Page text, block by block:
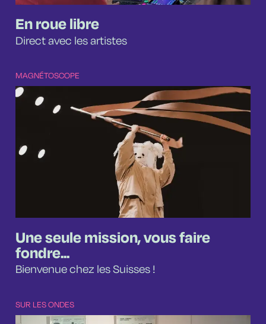
En roue libre
Direct avec les artistes
MAGNÉTOSCOPE
Une seule mission, vous faire
fondre...
Bienvenue chez les Suisses !
SUR LES ONDES